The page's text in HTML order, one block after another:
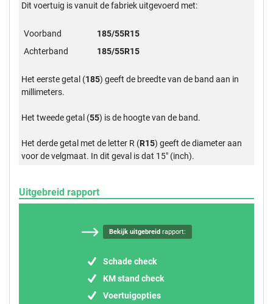
Dit voertuig is vanuit de fabriek uitgevoerd met:
Voorband
185/55R15
Achterband
185/55R15
Het eerste getal (185) geeft de breedte van de band aan in
millimeters.
Het tweede getal (55) is de hoogte van de band.
Het derde getal met de letter R (R15) geeft de diameter aan
voor de velgmaat. In dit geval is dat 15" (inch).
Uitgebreid rapport
Bekijk uitgebreid rapport:
Schade check
KM stand check
Voertuigopties